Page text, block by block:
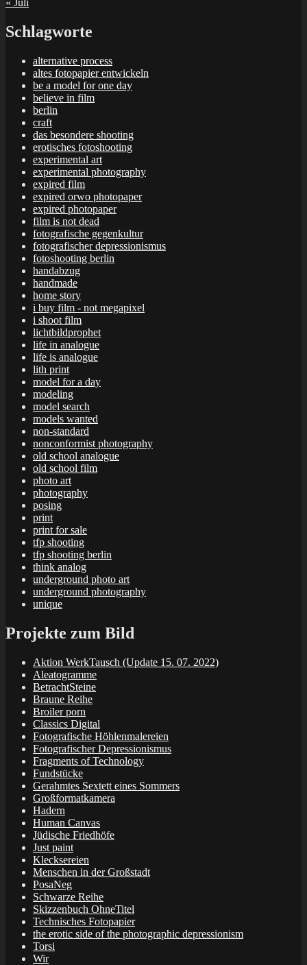
Schlagworte
alternative process
altes fotopapier entwickeln
be a model for one day
believe in film
berlin
craft
das besondere shooting
erotisches fotoshooting
experimental art
experimental photography
expired film
expired orwo photopaper
expired photopaper
film is not dead
fotografische gegenkultur
fotografischer depressionismus
fotoshooting berlin
handabzug
handmade
home story
i buy film - not megapixel
i shoot film
lichtbildprophet
life in analogue
life is analogue
lith print
model for a day
modeling
model search
models wanted
non-standard
nonconformist photography
old school analogue
old school film
photo art
photography
posing
print
print for sale
tfp shooting
tfp shooting berlin
think analog
underground photo art
underground photography
unique
Projekte zum Bild
Aktion WerkTausch (Update 15. 07. 2022)
Aleatogramme
BetrachtSteine
Braune Reihe
Broiler porn
Classics Digital
Fotografische Höhlenmalereien
Fotografischer Depressionismus
Fragments of Technology
Fundstücke
Gerahmtes Sextett eines Sommers
Großformatkamera
Hadern
Human Canvas
Jüdische Friedhöfe
Just paint
Klecksereien
Menschen in der Großstadt
PosaNeg
Schwarze Reihe
Skizzenbuch OhneTitel
Technisches Fotopapier
the erotic side of the photographic depressionism
Torsi
Wir